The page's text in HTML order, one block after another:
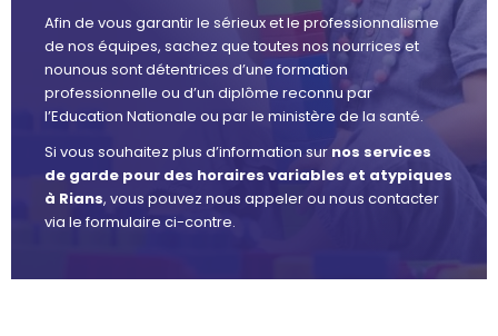
Afin de vous garantir le sérieux et le professionnalisme
de nos équipes, sachez que toutes nos nourrices et
nounous sont détentrices d’une formation
professionnelle ou d’un diplôme reconnu par
l’Education Nationale ou par le ministère de la santé.
Si vous souhaitez plus d’information sur nos services
de garde pour des horaires variables et atypiques
à Rians, vous pouvez nous appeler ou nous contacter
via le formulaire ci-contre.